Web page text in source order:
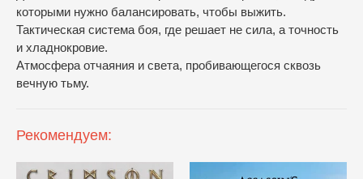
которыми нужно балансировать, чтобы выжить.
Тактическая система боя, где решает не сила, а точность
и хладнокровие.
Атмосфера отчаяния и света, пробивающегося сквозь
вечную тьму.
Рекомендуем: